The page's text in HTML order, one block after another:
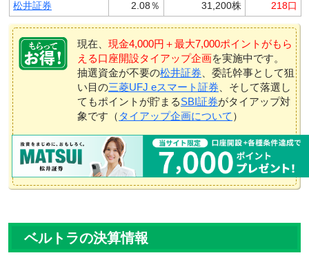
松井証券
2.08％ 31,200株 218口
現在、 現金4,000円＋最大7,000ポイントがもら
える口座開設タイアップ企画を実施中です。
抽選資金が不要の松井証券 、委託幹事として狙
い目の三菱UFJ eスマート証券 、そして落選し
てもポイントが貯まるSBI証券がタイアップ対
象です（ タイアップ企画について ）
ベルトラの決算情報